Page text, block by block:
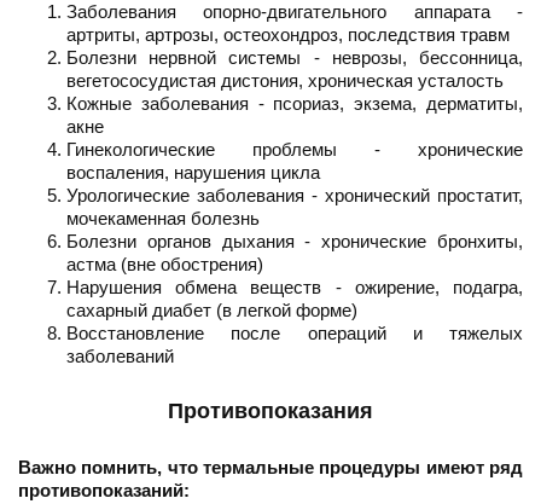
Заболевания опорно-двигательного аппарата -
артриты, артрозы, остеохондроз, последствия травм
Болезни нервной системы - неврозы, бессонница,
вегетососудистая дистония, хроническая усталость
Кожные заболевания - псориаз, экзема, дерматиты,
акне
Гинекологические проблемы - хронические
воспаления, нарушения цикла
Урологические заболевания - хронический простатит,
мочекаменная болезнь
Болезни органов дыхания - хронические бронхиты,
астма (вне обострения)
Нарушения обмена веществ - ожирение, подагра,
сахарный диабет (в легкой форме)
Восстановление после операций и тяжелых
заболеваний
Противопоказания
Важно помнить, что термальные процедуры имеют ряд
противопоказаний: